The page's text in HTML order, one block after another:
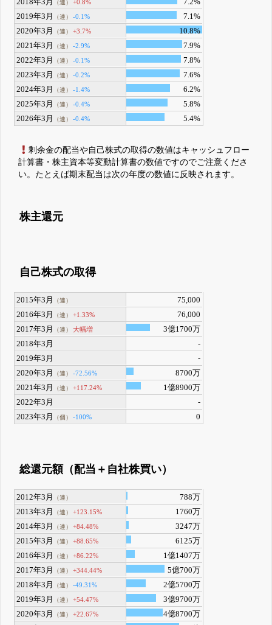
2018年3月 （連） +0.8%
7.2%
2019年3月
（連） -0.1%
7.1%
2020年3月
（連） +3.7%
10.8%
2021年3月
（連） -2.9%
7.9%
2022年3月
（連） -0.1%
7.8%
2023年3月
（連） -0.2%
7.6%
2024年3月
（連） -1.4%
6.2%
2025年3月
（連） -0.4%
5.8%
2026年3月
（連） -0.4% 5.4%
剰余金の配当や自己株式の取得の数値はキャッシュフロー
計算書・株主資本等変動計算書の数値ですのでご注意くださ
い。たとえば期末配当は次の年度の数値に反映されます。
株主還元
自己株式の取得
2015年3月 （連）
75,000
2016年3月
（連） +1.33%
76,000
2017年3月
（連） 大幅増
3億1700万
2018年3月
-
2019年3月
-
2020年3月
（連） -72.56%
8700万
2021年3月
（連） +117.24%
1億8900万
2022年3月
-
2023年3月
（個） -100% 0
総還元額（配当＋自社株買い）
2012年3月 （連）
788万
2013年3月
（連） +123.15%
1760万
2014年3月
（連） +84.48%
3247万
2015年3月
（連） +88.65%
6125万
2016年3月
（連） +86.22%
1億1407万
2017年3月
（連） +344.44%
5億700万
2018年3月
（連） -49.31%
2億5700万
2019年3月
（連） +54.47%
3億9700万
2020年3月
（連） +22.67%
4億8700万